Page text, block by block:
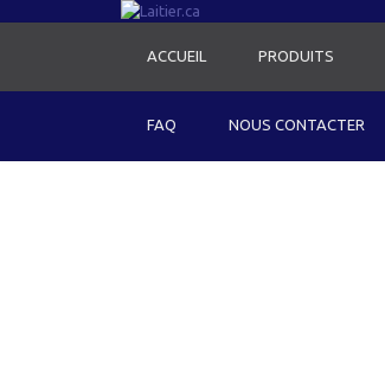
ACCUEIL PRODUITS
FAQ NOUS CONTACTER